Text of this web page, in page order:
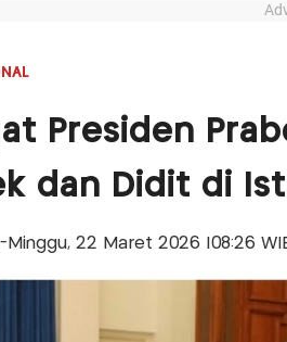
Presiden
dan Didit di
Minggu, 22 Maret 2026 |08:26